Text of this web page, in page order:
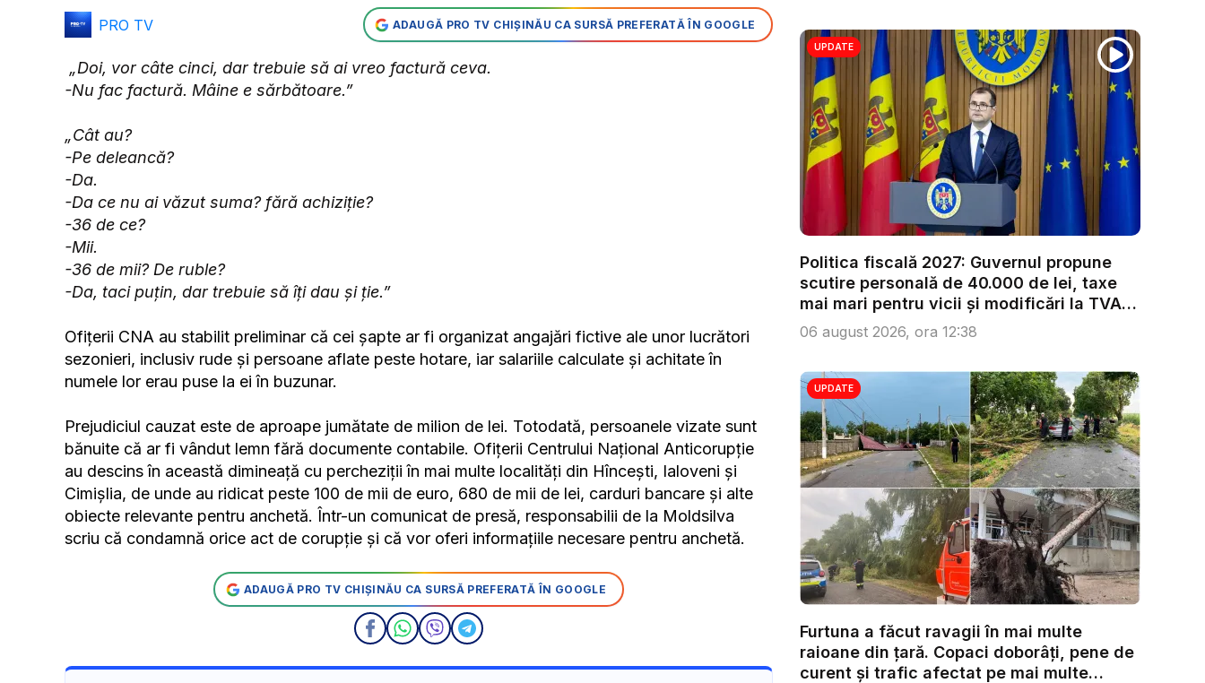
PRO TV ADAUGĂ PRO TV CHIȘINĂU CA SURSĂ PREFERATĂ ÎN GOOGLE
„Doi, vor câte cinci, dar trebuie să ai vreo factură ceva.
-Nu fac factură. Mâine e sărbătoare.”
„Cât au?
-Pe deleancă?
-Da.
-Da ce nu ai văzut suma? fără achiziție?
-36 de ce?
-Mii.
-36 de mii? De ruble?
-Da, taci puțin, dar trebuie să îți dau și ție.”
Ofițerii CNA au stabilit preliminar că cei șapte ar fi organizat angajări fictive ale unor lucrători
sezonieri, inclusiv rude și persoane aflate peste hotare, iar salariile calculate și achitate în
numele lor erau puse la ei în buzunar.
Prejudiciul cauzat este de aproape jumătate de milion de lei. Totodată, persoanele vizate sunt
bănuite că ar fi vândut lemn fără documente contabile. Ofițerii Centrului Național Anticorupție
au descins în această dimineață cu percheziții în mai multe localități din Hîncești, Ialoveni și
Cimișlia, de unde au ridicat peste 100 de mii de euro, 680 de mii de lei, carduri bancare și alte
obiecte relevante pentru anchetă. Într-un comunicat de presă, responsabilii de la Moldsilva
scriu că condamnă orice act de corupție și că vor oferi informațiile necesare pentru anchetă.
ADAUGĂ PRO TV CHIȘINĂU CA SURSĂ PREFERATĂ ÎN GOOGLE
UPDATE
Politica fiscală 2027: Guvernul propune
scutire personală de 40.000 de lei, taxe
mai mari pentru vicii și modificări la TVA.
...
06 august 2026, ora 12:38
UPDATE
Furtuna a făcut ravagii în mai multe
raioane din țară. Copaci doborâți, pene de
curent și trafic afectat pe mai multe